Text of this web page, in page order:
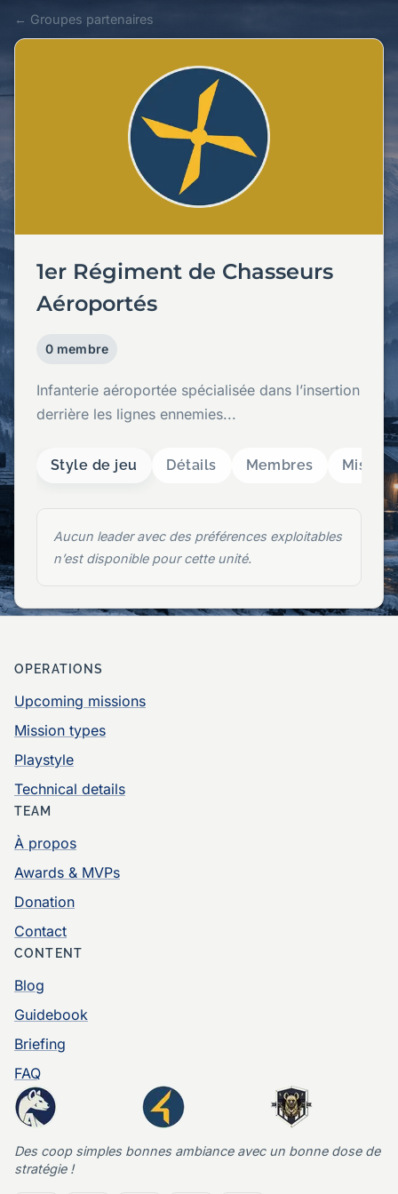
← Groupes partenaires
1er Régiment de Chasseurs
Aéroportés
0 membre
Infanterie aéroportée spécialisée dans l’insertion
derrière les lignes ennemies...
Style de jeu Détails Membres
Aucun leader avec des préférences exploitables
n’est disponible pour cette unité.
OPERATIONS
Upcoming missions
Mission types
Playstyle
Technical details
TEAM
À propos
Awards & MVPs
Donation
Contact
CONTENT
Blog
Guidebook
Briefing
FAQ
Des coop simples bonnes ambiance avec un bonne dose de
stratégie !